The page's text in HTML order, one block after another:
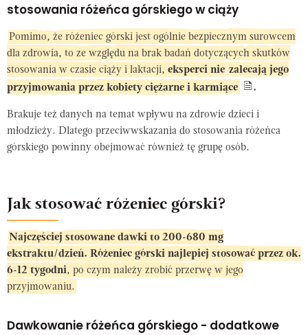
stosowania różeńca górskiego w ciąży
Pomimo, że różeniec górski jest ogólnie bezpiecznym surowcem
dla zdrowia, to ze względu na brak badań dotyczących skutków
stosowania w czasie ciąży i laktacji, eksperci nie zalecają jego
przyjmowania przez kobiety ciężarne i karmiące
.
Brakuje też danych na temat wpływu na zdrowie dzieci i
młodzieży. Dlatego przeciwwskazania do stosowania różeńca
górskiego powinny obejmować również tę grupę osób.
Jak stosować różeniec górski?
Najczęściej stosowane dawki to 200-680 mg
ekstraktu/dzień. Różeniec górski najlepiej stosować przez ok.
6-12 tygodni, po czym należy zrobić przerwę w jego
przyjmowaniu.
Dawkowanie różeńca górskiego - dodatkowe